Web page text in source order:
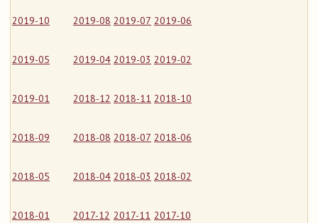
2019-10 2019-08 2019-07 2019-06
2019-05 2019-04 2019-03 2019-02
2019-01 2018-12 2018-11 2018-10
2018-09 2018-08 2018-07 2018-06
2018-05 2018-04 2018-03 2018-02
2018-01 2017-12 2017-11 2017-10